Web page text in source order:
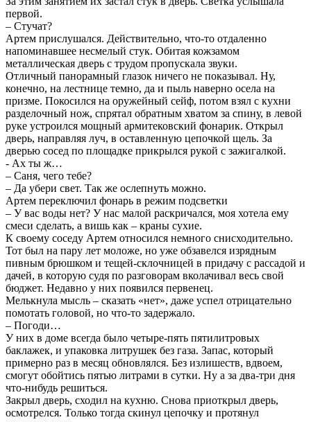
первой.
– Стучат?
Артем прислушался. Действительно, что-то отдаленно
напоминавшее несмелый стук. Обитая кожзамом
металлическая дверь с трудом пропускала звуки.
Отличный панорамный глазок ничего не показывал. Ну,
конечно, на лестнице темно, да и пыль наверно осела на
призме. Покосился на оружейный сейф, потом взял с кухни
разделочный нож, спрятал обратным хватом за спину, в левой
руке устроился мощный армитековский фонарик. Открыл
дверь, направляя луч, в оставленную цепочкой щель. За
дверью сосед по площадке прикрылся рукой с зажигалкой.
- Ах ты ж…
– Саня, чего тебе?
– Да убери свет. Так же ослепнуть можно.
Артем переключил фонарь в режим подсветки
– У вас воды нет? У нас малой раскричался, моя хотела ему
смеси сделать, а вишь как – краны сухие.
К своему соседу Артем относился немного снисходительно.
Тот был на пару лет моложе, но уже обзавелся изрядным
пивным брюшком и тещей-склочницей в придачу с рассадой и
дачей, в которую судя по разговорам вколачивал весь свой
бюджет. Недавно у них появился первенец.
Мелькнула мысль – сказать «нет», даже успел отрицательно
помотать головой, но что-то задержало.
– Погоди…
У них в доме всегда было четыре-пять пятилитровых
баклажек, и упаковка литрушек без газа. Запас, который
примерно раз в месяц обновлялся. Без излишеств, вдвоем,
смогут обойтись пятью литрами в сутки. Ну а за два-три дня
что-нибудь решиться.
Закрыл дверь, сходил на кухню. Снова приоткрыл дверь,
осмотрелся. Только тогда скинул цепочку и протянул